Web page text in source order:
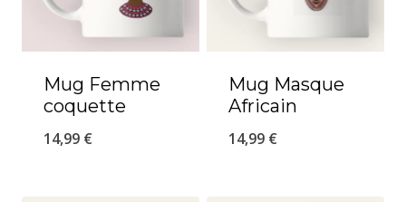
Mug Femme
coquette
14,99 €
Mug Masque
Africain
14,99 €